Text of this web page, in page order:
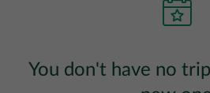
You don't have no